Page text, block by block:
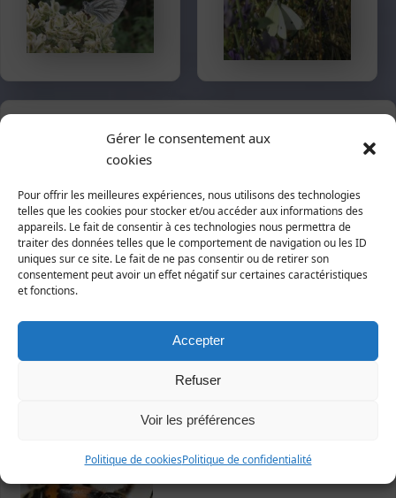
Gérer le consentement aux
cookies
Pour offrir les meilleures expériences, nous utilisons des technologies
telles que les cookies pour stocker et/ou accéder aux informations des
appareils. Le fait de consentir à ces technologies nous permettra de
traiter des données telles que le comportement de navigation ou les ID
uniques sur ce site. Le fait de ne pas consentir ou de retirer son
consentement peut avoir un effet négatif sur certaines caractéristiques
et fonctions.
Accepter
Refuser
Voir les préférences
Politique de cookiesPolitique de confidentialité
Recherche par nom latin ou français
Recherche par la classification
Dernières fiches publiées